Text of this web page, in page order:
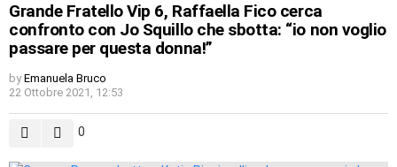
Grande Fratello Vip 6, Raffaella Fico cerca
confronto con Jo Squillo che sbotta: “io non voglio
passare per questa donna!”
by Emanuela Bruco
22 Ottobre 2021, 12:53
0